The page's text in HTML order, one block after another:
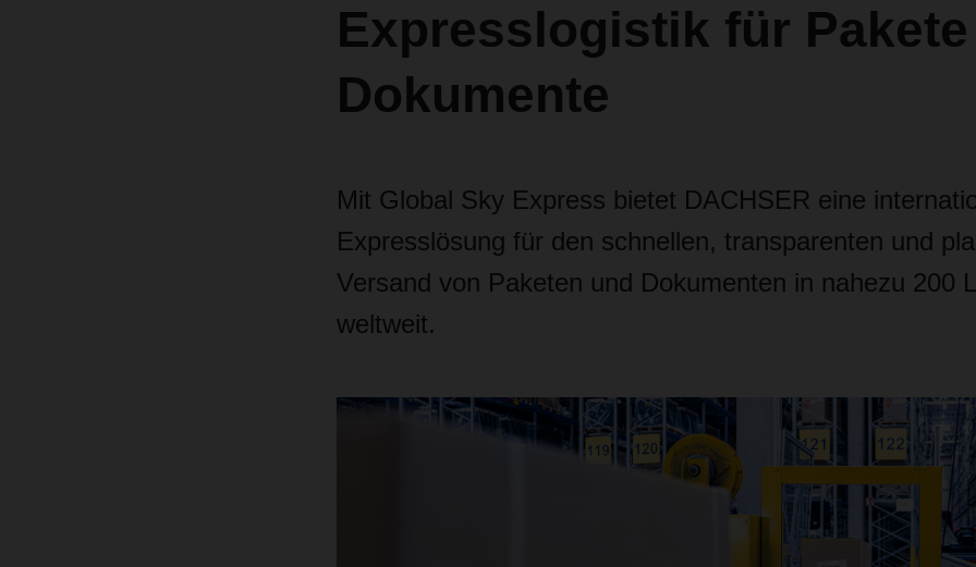
Expresslogistik für
Dokumente
Mit Global Sky Express bietet DACHSER eine
Expresslösung für den schnellen, transparenten und
Versand von Paketen und Dokumenten in nahezu 200
weltweit.